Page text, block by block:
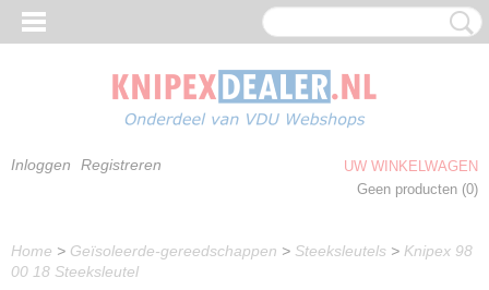
Inloggen Registreren
UW WINKELWAGEN
Geen producten (0)
Home > Geïsoleerde-gereedschappen > Steeksleutels > Knipex 98
00 18 Steeksleutel